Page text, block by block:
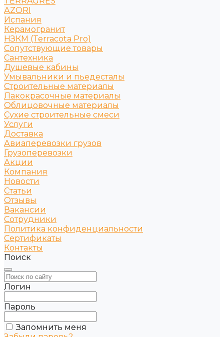
АZORI
Испания
Керамогранит
НЗКМ (Terracota Pro)
Сопутствующие товары
Сантехника
Душевые кабины
Умывальники и пьедесталы
Строительные материалы
Лакокрасочные материалы
Облицовочные материалы
Сухие строительные смеси
Услуги
Доставка
Авиаперевозки грузов
Грузоперевозки
Акции
Компания
Новости
Статьи
Отзывы
Вакансии
Сотрудники
Политика конфиденциальности
Сертификаты
Контакты
Поиск
Логин
Пароль
Запомнить меня